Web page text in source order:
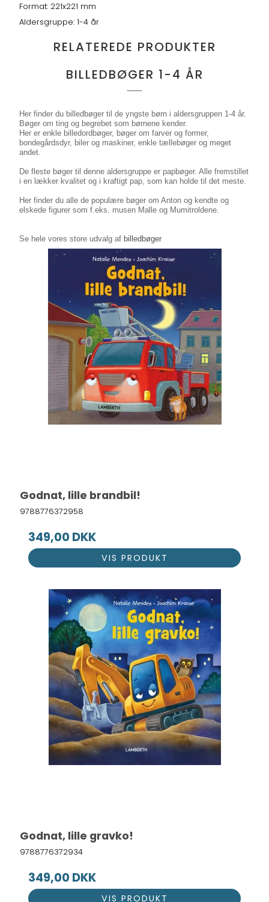
Format: 221x221 mm
Aldersgruppe: 1-4 år
RELATEREDE PRODUKTER
BILLEDBØGER 1-4 ÅR
Her finder du billedbøger til de yngste børn i aldersgruppen 1-4 år.
Bøger om ting og begrebet som børnene kender.
Her er enkle billedordbøger, bøger om farver og former,
bondegårdsdyr, biler og maskiner, enkle tællebøger og meget
andet.
De fleste bøger til denne aldersgruppe er papbøger. Alle fremstillet
i en lækker kvalitet og i kraftigt pap, som kan holde til det meste.
Her finder du alle de populære bøger om Anton og kendte og
elskede figurer som f.eks. musen Malle og Mumitroldene.
Se hele vores store udvalg af billedbøger
Godnat, lille brandbil!
9788776372958
349,00 DKK
VIS PRODUKT
Godnat, lille gravko!
9788776372934
349,00 DKK
VIS PRODUKT